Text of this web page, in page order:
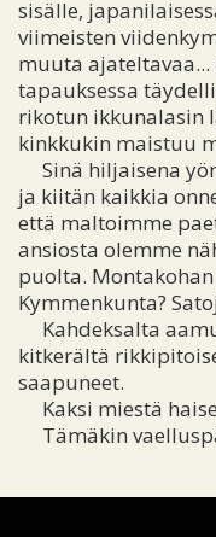
sisälle,
viimeisten
muuta
tapauksessa
rikotun ikkunalasin
kinkkukin maistuu
Sinä hiljaisena
ja kiitän kaikkia
että maltoimme
ansiosta olemme
puolta.
Kymmenkunta?
Kahdeksalta
kitkerältä
saapuneet.
Kaksi miestä
Tämäkin